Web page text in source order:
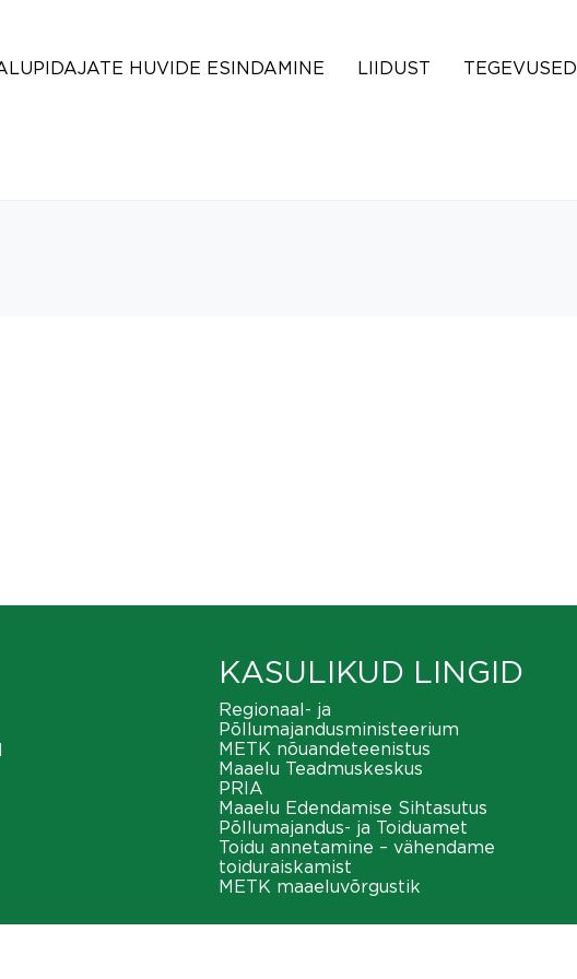
HUVIDE ESINDAMINE LIIDUST TEGEVUSED
KASULIKUD LINGID
Regionaal- ja
Põllumajandusministeerium
METK nõuandeteenistus
Maaelu Teadmuskeskus
PRIA
Maaelu Edendamise Sihtasutus
Põllumajandus- ja Toiduamet
Toidu annetamine – vähendame
toiduraiskamist
METK maaeluvõrgustik